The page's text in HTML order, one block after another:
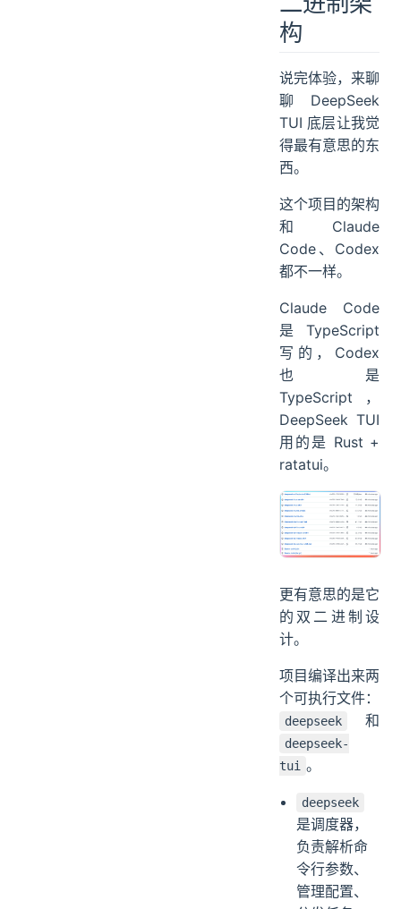
04、
Rust 双
二进制架
构
说完体验，来聊
聊 DeepSeek
TUI 底层让我觉
得最有意思的东
西。
这个项目的架构
和 Claude
Code、Codex
都不一样。
Claude Code
是 TypeScript
写的，Codex
也是
TypeScript，
DeepSeek TUI
用的是 Rust +
ratatui。
更有意思的是它
的双二进制设
计。
项目编译出来两
个可执行文件：
deepseek-
tui 。
deepseek
是调度器，